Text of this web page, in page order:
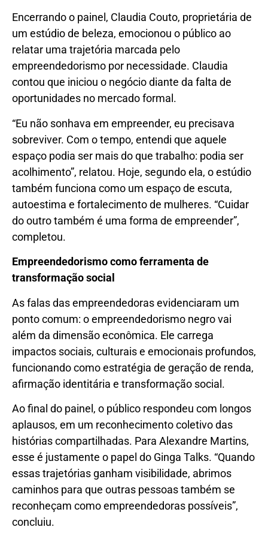
Encerrando o painel, Claudia Couto, proprietária de
um estúdio de beleza, emocionou o público ao
relatar uma trajetória marcada pelo
empreendedorismo por necessidade. Claudia
contou que iniciou o negócio diante da falta de
oportunidades no mercado formal.
“Eu não sonhava em empreender, eu precisava
sobreviver. Com o tempo, entendi que aquele
espaço podia ser mais do que trabalho: podia ser
acolhimento”, relatou. Hoje, segundo ela, o estúdio
também funciona como um espaço de escuta,
autoestima e fortalecimento de mulheres. “Cuidar
do outro também é uma forma de empreender”,
completou.
Empreendedorismo como ferramenta de
transformação social
As falas das empreendedoras evidenciaram um
ponto comum: o empreendedorismo negro vai
além da dimensão econômica. Ele carrega
impactos sociais, culturais e emocionais profundos,
funcionando como estratégia de geração de renda,
afirmação identitária e transformação social.
Ao final do painel, o público respondeu com longos
aplausos, em um reconhecimento coletivo das
histórias compartilhadas. Para Alexandre Martins,
esse é justamente o papel do Ginga Talks. “Quando
essas trajetórias ganham visibilidade, abrimos
caminhos para que outras pessoas também se
reconheçam como empreendedoras possíveis”,
concluiu.